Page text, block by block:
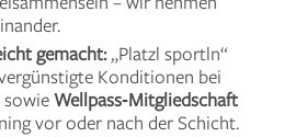
gemacht:„Platzl sportln“
Konditionen bei
Wellpass‑Mitgliedschaft
vor oder nach der Schicht.